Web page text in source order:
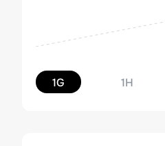
1G 1H